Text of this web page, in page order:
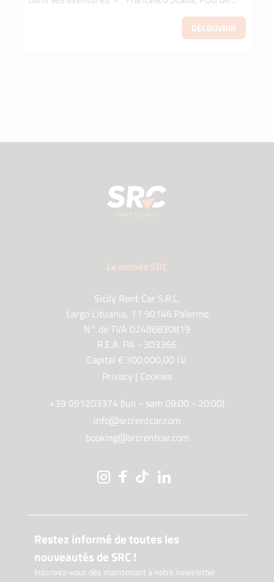
SRC Rent Car Un voyage à la découverte des...
DÉCOUVRIR
Le monde SRC
Sicily Rent Car S.R.L.
Largo Lituania, 11 90146 Palermo
N° de TVA 02486830819
R.E.A. PA - 303366
Capital € 300.000,00 I.V.
Privacy | Cookies
+39 091203374 (lun - sam 09:00 - 20:00)
info@srcrentcar.com
booking@srcrentcar.com
Restez informé de toutes les
nouveautés de SRC !
Inscrivez-vous dès maintenant à notre newsletter